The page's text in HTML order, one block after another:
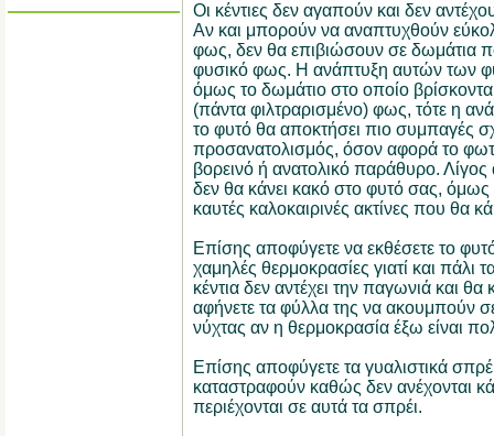
Οι κέντιες δεν αγαπούν και δεν
Αν και μπορούν να αναπτυχθούν
φως, δεν θα επιβιώσουν σε δωμάτια
φυσικό φως. Η ανάπτυξη αυτών των
όμως το δωμάτιο στο οποίο
(πάντα φιλτραρισμένο) φως, τότε η
το φυτό θα αποκτήσει πιο συμπαγές
προσανατολισμός, όσον αφορά το
βορεινό ή ανατολικό παράθυρο. Λίγος
δεν θα κάνει κακό στο φυτό σας, όμως
καυτές καλοκαιρινές ακτίνες που θα
Επίσης αποφύγετε να εκθέσετε το
χαμηλές θερμοκρασίες γιατί και πάλι
κέντια δεν αντέχει την παγωνιά και
αφήνετε τα φύλλα της να ακουμπούν σε
νύχτας αν η θερμοκρασία έξω είναι
Επίσης αποφύγετε τα γυαλιστικά
καταστραφούν καθώς δεν ανέχονται
περιέχονται σε αυτά τα σπρέι.